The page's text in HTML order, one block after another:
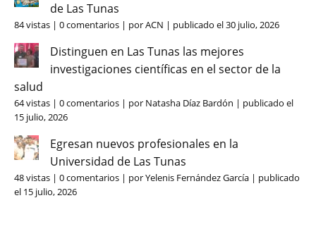
de Las Tunas
84 vistas | 0 comentarios | porACN | publicado el 30 julio, 2026
Distinguen en Las Tunas las mejores
investigaciones científicas en el sector de la
salud
64 vistas | 0 comentarios | por Natasha Díaz Bardón | publicado el
15 julio, 2026
Egresan nuevos profesionales en la
Universidad de Las Tunas
48 vistas | 0 comentarios | porYelenis Fernández García | publicado
el 15 julio, 2026